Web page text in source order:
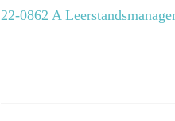
22-0862 A